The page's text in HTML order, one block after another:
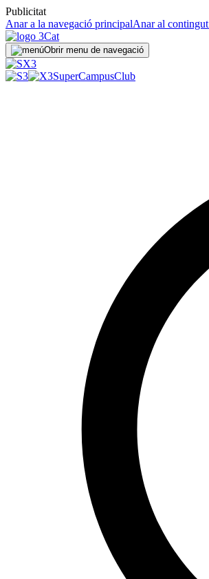
Publicitat
Anar a la navegació principalAnar al contingut
Obrir menu de navegació
SuperCampusClub